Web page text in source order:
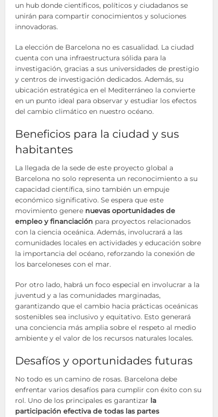
un hub donde científicos, políticos y ciudadanos se
unirán para compartir conocimientos y soluciones
innovadoras.
La elección de Barcelona no es casualidad. La ciudad
cuenta con una infraestructura sólida para la
investigación, gracias a sus universidades de prestigio
y centros de investigación dedicados. Además, su
ubicación estratégica en el Mediterráneo la convierte
en un punto ideal para observar y estudiar los efectos
del cambio climático en nuestro océano.
Beneficios para la ciudad y sus
habitantes
La llegada de la sede de este proyecto global a
Barcelona no solo representa un reconocimiento a su
capacidad científica, sino también un empuje
económico significativo. Se espera que este
movimiento genere nuevas oportunidades de
empleo y financiación para proyectos relacionados
con la ciencia oceánica. Además, involucrará a las
comunidades locales en actividades y educación sobre
la importancia del océano, reforzando la conexión de
los barceloneses con el mar.
Por otro lado, habrá un foco especial en involucrar a la
juventud y a las comunidades marginadas,
garantizando que el cambio hacia prácticas oceánicas
sostenibles sea inclusivo y equitativo. Esto generará
una conciencia más amplia sobre el respeto al medio
ambiente y el valor de los recursos naturales locales.
Desafíos y oportunidades futuras
No todo es un camino de rosas. Barcelona debe
enfrentar varios desafíos para cumplir con éxito con su
rol. Uno de los principales es garantizar la
participación efectiva de todas las partes